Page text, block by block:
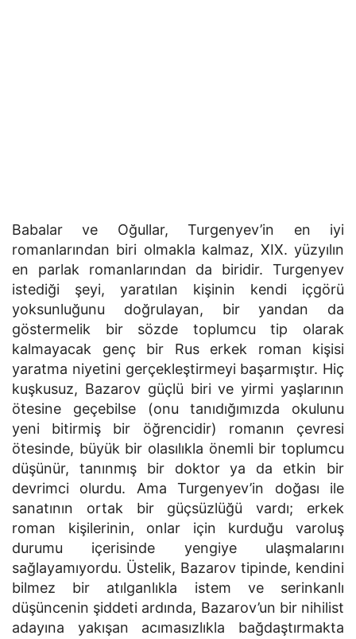
Babalar ve Oğullar, Turgenyev’in en iyi
romanlarından biri olmakla kalmaz, XIX. yüzyılın
en parlak romanlarından da biridir. Turgenyev
istediği şeyi, yaratılan kişinin kendi içgörü
yoksunluğunu doğrulayan, bir yandan da
göstermelik bir sözde toplumcu tip olarak
kalmayacak genç bir Rus erkek roman kişisi
yaratma niyetini gerçekleştirmeyi başarmıştır. Hiç
kuşkusuz, Bazarov güçlü biri ve yirmi yaşlarının
ötesine geçebilse (onu tanıdığımızda okulunu
yeni bitirmiş bir öğrencidir) romanın çevresi
ötesinde, büyük bir olasılıkla önemli bir toplumcu
düşünür, tanınmış bir doktor ya da etkin bir
devrimci olurdu. Ama Turgenyev’in doğası ile
sanatının ortak bir güçsüzlüğü vardı; erkek
roman kişilerinin, onlar için kurduğu varoluş
durumu içerisinde yengiye ulaşmalarını
sağlayamıyordu. Üstelik, Bazarov tipinde, kendini
bilmez bir atılganlıkla istem ve serinkanlı
düşüncenin şiddeti ardında, Bazarov’un bir nihilist
adayına yakışan acımasızlıkla bağdaştırmakta